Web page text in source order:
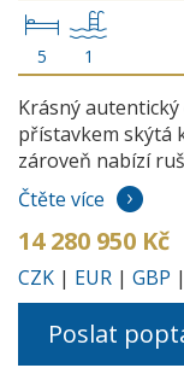
5 1
Krásný
přístavkem skýtá
zároveň nabízí
Čtěte více
14 280 950 Kč
CZK | EUR | GBP |
Poslat